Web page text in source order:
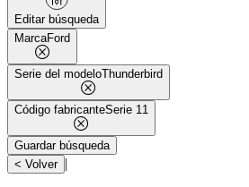
Editar búsqueda
MarcaFord
Serie del modeloThunderbird
Código fabricanteSerie 11
Guardar búsqueda
< Volver |